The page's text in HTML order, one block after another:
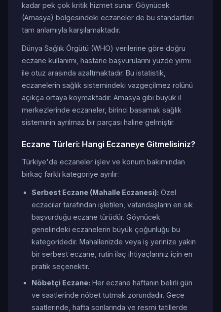
kadar pek çok kritik hizmet sunar. Göynücek
(Amasya) bölgesindeki eczaneler de bu standartları
tam anlamıyla karşılamaktadır.
Dünya Sağlık Örgütü (WHO) verilerine göre doğru
eczane kullanımı, hastane başvurularını yüzde yirmi
ile otuz arasında azaltmaktadır. Bu istatistik,
eczanelerin sağlık sistemindeki vazgeçilmez rolünü
açıkça ortaya koymaktadır. Amasya gibi büyük il
merkezlerinde eczaneler, birinci basamak sağlık
sisteminin ayrılmaz bir parçası haline gelmiştir.
Eczane Türleri: Hangi Eczaneye Gitmelisiniz?
Türkiye'de eczaneler işlev ve konum bakımından
birkaç farklı kategoriye ayrılır:
Serbest Eczane (Mahalle Eczanesi): Özel
eczacılar tarafından işletilen, vatandaşların en sık
başvurduğu eczane türüdür. Göynücek
genelindeki eczanelerin büyük çoğunluğu bu
kategoridedir. Mahallenizde veya iş yerinize yakın
bir serbest eczane, rutin ilaç ihtiyaçlarınız için en
pratik seçenektir.
Nöbetçi Eczane: Her eczane haftanın belirli gün
ve saatlerinde nöbet tutmak zorundadır. Gece
saatlerinde, hafta sonlarında ve resmi tatillerde